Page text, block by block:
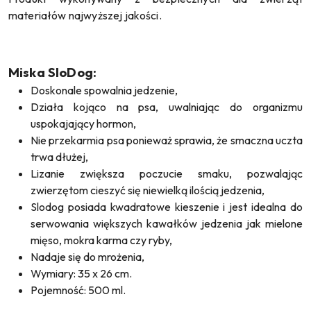
materiałów najwyższej jakości.
Miska SloDog:
Doskonale spowalnia jedzenie,
Działa kojąco na psa, uwalniając do organizmu
uspokajający hormon,
Nie przekarmia psa ponieważ sprawia, że smaczna uczta
trwa dłużej,
Lizanie zwiększa poczucie smaku, pozwalając
zwierzętom cieszyć się niewielką ilością jedzenia,
Slodog posiada kwadratowe kieszenie i jest idealna do
serwowania większych kawałków jedzenia jak mielone
mięso, mokra karma czy ryby,
Nadaje się do mrożenia,
Wymiary: 35 x 26 cm.
Pojemność: 500 ml.